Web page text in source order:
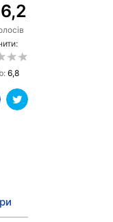
6,2
6,8